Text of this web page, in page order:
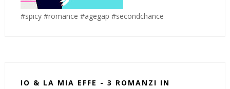
#spicy #romance #agegap #secondchance
IO & LA MIA EFFE - 3 ROMANZI IN